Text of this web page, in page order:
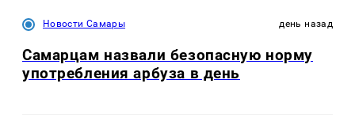
Новости Самары день назад
Самарцам назвали безопасную норму
употребления арбуза в день